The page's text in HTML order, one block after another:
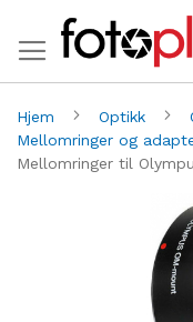
Hjem Optikk
Mellomringer og
Mellomringer til